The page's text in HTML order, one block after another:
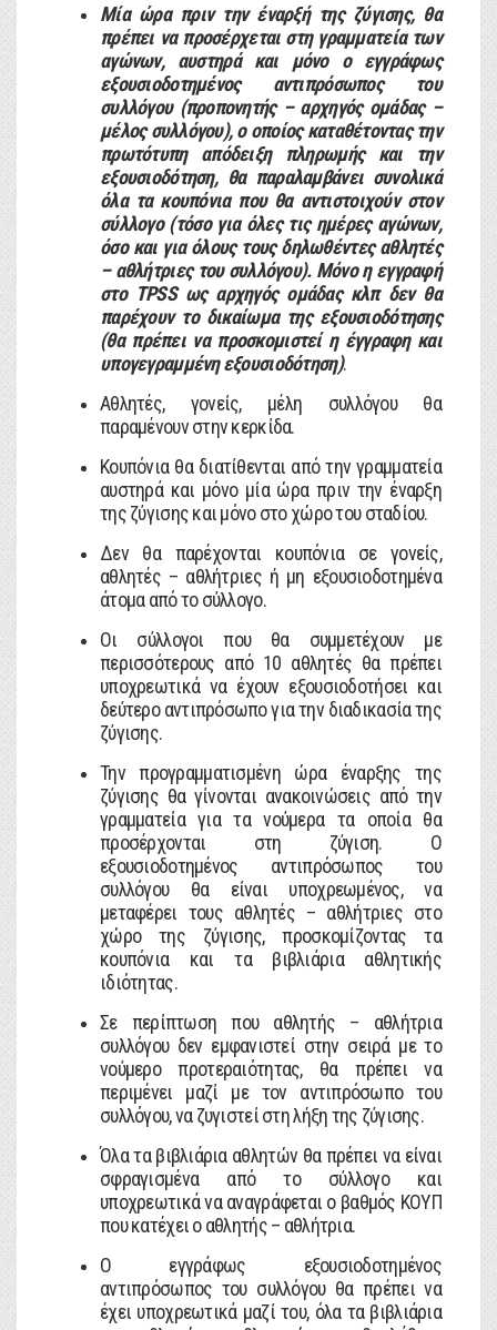
Μία ώρα πριν την έναρξή της ζύγισης, θα
πρέπει να προσέρχεται στη γραμματεία των
αγώνων, αυστηρά και μόνο ο εγγράφως
εξουσιοδοτημένος αντιπρόσωπος του
συλλόγου (προπονητής – αρχηγός ομάδας –
μέλος συλλόγου), ο οποίος καταθέτοντας την
πρωτότυπη απόδειξη πληρωμής και την
εξουσιοδότηση, θα παραλαμβάνει συνολικά
όλα τα κουπόνια που θα αντιστοιχούν στον
σύλλογο (τόσο για όλες τις ημέρες αγώνων,
όσο και για όλους τους δηλωθέντες αθλητές
– αθλήτριες του συλλόγου). Μόνο η εγγραφή
στο TPSS ως αρχηγός ομάδας κλπ δεν θα
παρέχουν το δικαίωμα της εξουσιοδότησης
(θα πρέπει να προσκομιστεί η έγγραφη και
υπογεγραμμένη εξουσιοδότηση).
Αθλητές, γονείς, μέλη συλλόγου θα
παραμένουν στην κερκίδα.
Κουπόνια θα διατίθενται από την γραμματεία
αυστηρά και μόνο μία ώρα πριν την έναρξη
της ζύγισης και μόνο στο χώρο του σταδίου.
Δεν θα παρέχονται κουπόνια σε γονείς,
αθλητές – αθλήτριες ή μη εξουσιοδοτημένα
άτομα από το σύλλογο.
Οι σύλλογοι που θα συμμετέχουν με
περισσότερους από 10 αθλητές θα πρέπει
υποχρεωτικά να έχουν εξουσιοδοτήσει και
δεύτερο αντιπρόσωπο για την διαδικασία της
ζύγισης.
Την προγραμματισμένη ώρα έναρξης της
ζύγισης θα γίνονται ανακοινώσεις από την
γραμματεία για τα νούμερα τα οποία θα
προσέρχονται στη ζύγιση. Ο
εξουσιοδοτημένος αντιπρόσωπος του
συλλόγου θα είναι υποχρεωμένος, να
μεταφέρει τους αθλητές – αθλήτριες στο
χώρο της ζύγισης, προσκομίζοντας τα
κουπόνια και τα βιβλιάρια αθλητικής
ιδιότητας.
Σε περίπτωση που αθλητής – αθλήτρια
συλλόγου δεν εμφανιστεί στην σειρά με το
νούμερο προτεραιότητας, θα πρέπει να
περιμένει μαζί με τον αντιπρόσωπο του
συλλόγου, να ζυγιστεί στη λήξη της ζύγισης.
Όλα τα βιβλιάρια αθλητών θα πρέπει να είναι
σφραγισμένα από το σύλλογο και
υποχρεωτικά να αναγράφεται ο βαθμός ΚΟΥΠ
που κατέχει ο αθλητής – αθλήτρια.
Ο εγγράφως εξουσιοδοτημένος
αντιπρόσωπος του συλλόγου θα πρέπει να
έχει υποχρεωτικά μαζί του, όλα τα βιβλιάρια